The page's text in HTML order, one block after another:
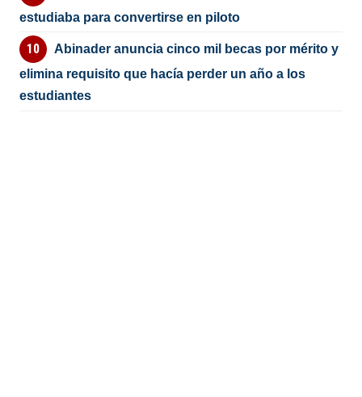
estudiaba para convertirse en piloto
Abinader anuncia cinco mil becas por mérito y
elimina requisito que hacía perder un año a los
estudiantes